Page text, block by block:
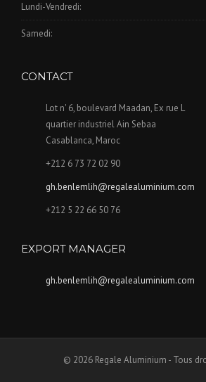
Lundi-Vendredi:
Samedi:
CONTACT
Lot n' 6, boulevard Maadan, Ex rue L
quartier industriel Ain Sebaa
Casablanca, Maroc
+212 6 73 72 02 90
gh.benlemlih@regalealuminium.com
+212 5 22 66 50 76
EXPORT MANAGER
gh.benlemlih@regalealuminium.com
© 2026 Regale Aluminium - Tous